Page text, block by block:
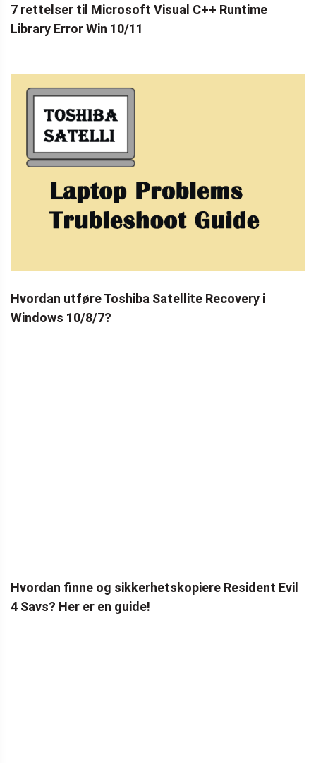
7 rettelser til Microsoft Visual C++ Runtime
Library Error Win 10/11
Hvordan utføre Toshiba Satellite Recovery i
Windows 10/8/7?
Hvordan finne og sikkerhetskopiere Resident Evil
4 Savs? Her er en guide!